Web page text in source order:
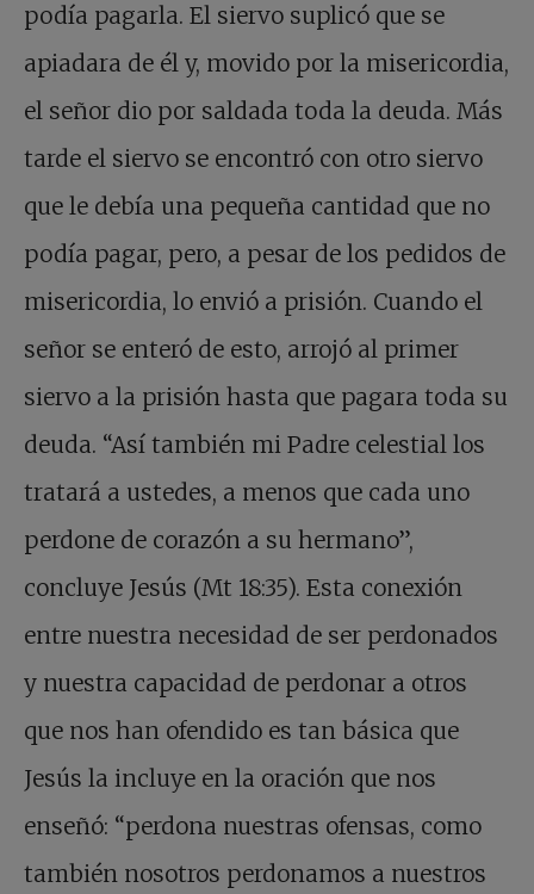
podía pagarla. El siervo suplicó que se
apiadara de él y, movido por la misericordia,
el señor dio por saldada toda la deuda. Más
tarde el siervo se encontró con otro siervo
que le debía una pequeña cantidad que no
podía pagar, pero, a pesar de los pedidos de
misericordia, lo envió a prisión. Cuando el
señor se enteró de esto, arrojó al primer
siervo a la prisión hasta que pagara toda su
deuda. “Así también mi Padre celestial los
tratará a ustedes, a menos que cada uno
perdone de corazón a su hermano”,
concluye Jesús (Mt 18:35). Esta conexión
entre nuestra necesidad de ser perdonados
y nuestra capacidad de perdonar a otros
que nos han ofendido es tan básica que
Jesús la incluye en la oración que nos
enseñó: “perdona nuestras ofensas, como
también nosotros perdonamos a nuestros